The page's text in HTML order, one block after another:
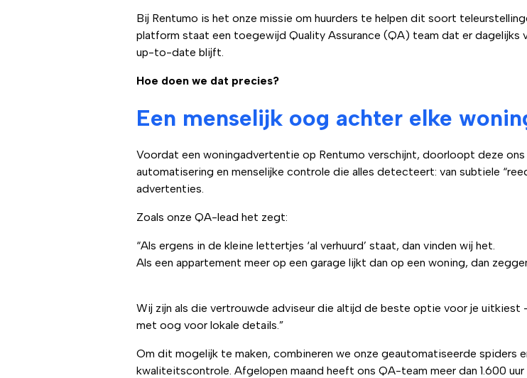
Bij Rentumo is het onze missie om huurders te helpen dit soort
platform staat een toegewijd Quality Assurance (QA) team dat er
up-to-date blijft.
Hoe doen we dat precies?
Een menselijk oog achter elke
Voordat een woningadvertentie op Rentumo verschijnt, doorloopt deze
automatisering en menselijke controle die alles detecteert: van subtiele
advertenties.
Zoals onze QA-lead het zegt:
“Als ergens in de kleine lettertjes ‘al verhuurd’ staat, dan vinden wij het.
Als een appartement meer op een garage lijkt dan op een woning, dan
Wij zijn als die vertrouwde adviseur die altijd de beste optie voor je uitkiest
met oog voor lokale details.”
Om dit mogelijk te maken, combineren we onze geautomatiseerde spiders
kwaliteitscontrole. Afgelopen maand heeft ons QA-team meer dan 1.600